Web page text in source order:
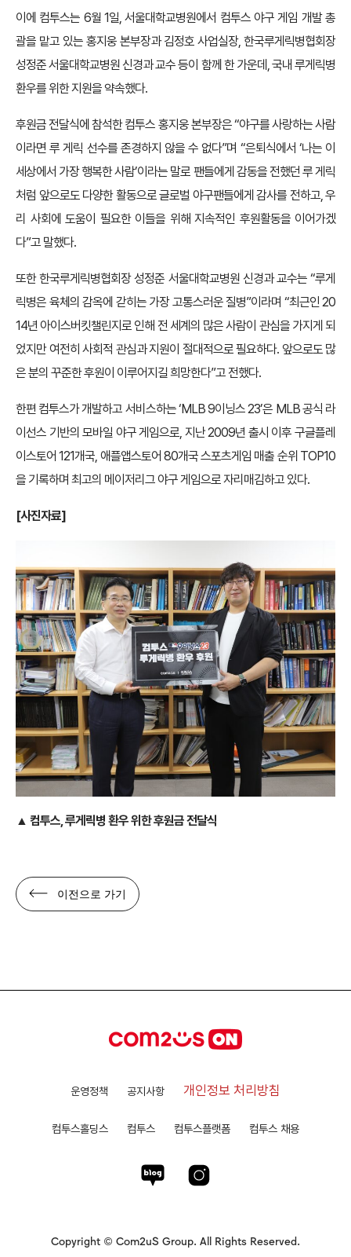
이에 컴투스는 6월 1일, 서울대학교병원에서 컴투스 야구 게임 개발 총
괄을 맡고 있는 홍지웅 본부장과 김정호 사업실장, 한국루게릭병협회장
성정준 서울대학교병원 신경과 교수 등이 함께 한 가운데, 국내 루게릭병
환우를 위한 지원을 약속했다.
후원금 전달식에 참석한 컴투스 홍지웅 본부장은 “야구를 사랑하는 사람
이라면 루 게릭 선수를 존경하지 않을 수 없다”며 “은퇴식에서 ‘나는 이
세상에서 가장 행복한 사람’이라는 말로 팬들에게 감동을 전했던 루 게릭
처럼 앞으로도 다양한 활동으로 글로벌 야구팬들에게 감사를 전하고, 우
리 사회에 도움이 필요한 이들을 위해 지속적인 후원활동을 이어가겠
다”고 말했다.
또한 한국루게릭병협회장 성정준 서울대학교병원 신경과 교수는 “루게
릭병은 육체의 감옥에 갇히는 가장 고통스러운 질병”이라며 “최근인 20
14년 아이스버킷챌린지로 인해 전 세계의 많은 사람이 관심을 가지게 되
었지만 여전히 사회적 관심과 지원이 절대적으로 필요하다. 앞으로도 많
은 분의 꾸준한 후원이 이루어지길 희망한다”고 전했다.
한편 컴투스가 개발하고 서비스하는 ‘MLB 9이닝스 23’은 MLB 공식 라
이선스 기반의 모바일 야구 게임으로, 지난 2009년 출시 이후 구글플레
이스토어 121개국, 애플앱스토어 80개국 스포츠게임 매출 순위 TOP10
을 기록하며 최고의 메이저리그 야구 게임으로 자리매김하고 있다.
[사진자료]
▲ 컴투스, 루게릭병 환우 위한 후원금 전달식
이전으로 가기
운영정책 공지사항 개인정보 처리방침
컴투스홀딩스 컴투스 컴투스플랫폼 컴투스 채용
Copyright © Com2uS Group. All Rights Reserved.